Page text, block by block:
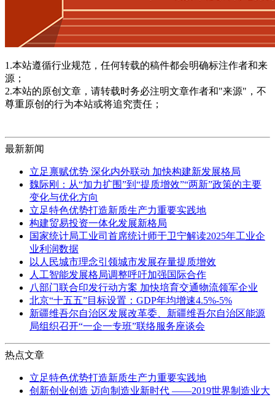
1.本站遵循行业规范，任何转载的稿件都会明确标注作者和来
源；
2.本站的原创文章，请转载时务必注明文章作者和"来源"，不
尊重原创的行为本站或将追究责任；
最新新闻
立足禀赋优势 深化内外联动 加快构建新发展格局
魏际刚：从“加力扩围”到“提质增效”“两新”政策的主要
变化与优化方向
立足特色优势打造新质生产力重要实践地
构建贸易投资一体化发展新格局
国家统计局工业司首席统计师于卫宁解读2025年工业企
业利润数据
以人民城市理念引领城市发展存量提质增效
人工智能发展格局调整呼吁加强国际合作
八部门联合印发行动方案 加快培育交通物流领军企业
北京“十五五”目标设置：GDP年均增速4.5%-5%
新疆维吾尔自治区发展改革委、新疆维吾尔自治区能源
局组织召开“一企一专班”联络服务座谈会
热点文章
立足特色优势打造新质生产力重要实践地
创新创业创造 迈向制造业新时代 ——2019世界制造业大